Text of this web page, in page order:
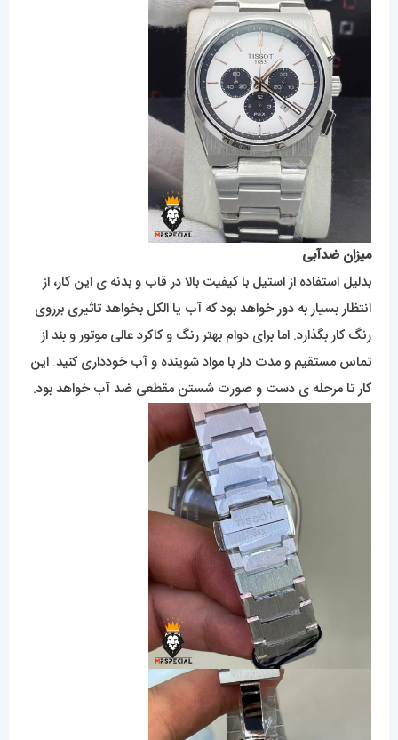
میزان ضدآبی
بدلیل استفاده از استیل با کیفیت بالا در قاب و بدنه ی این کار، از
انتظار بسیار به دور خواهد بود که آب یا الکل بخواهد تاثیری برروی
رنگ کار بگذارد. اما برای دوام بهتر رنگ و کاکرد عالی موتور و بند از
تماس مستقیم و مدت دار با مواد شوینده و آب خودداری کنید. این
کار تا مرحله ی دست و صورت شستن مقطعی ضد آب خواهد بود.